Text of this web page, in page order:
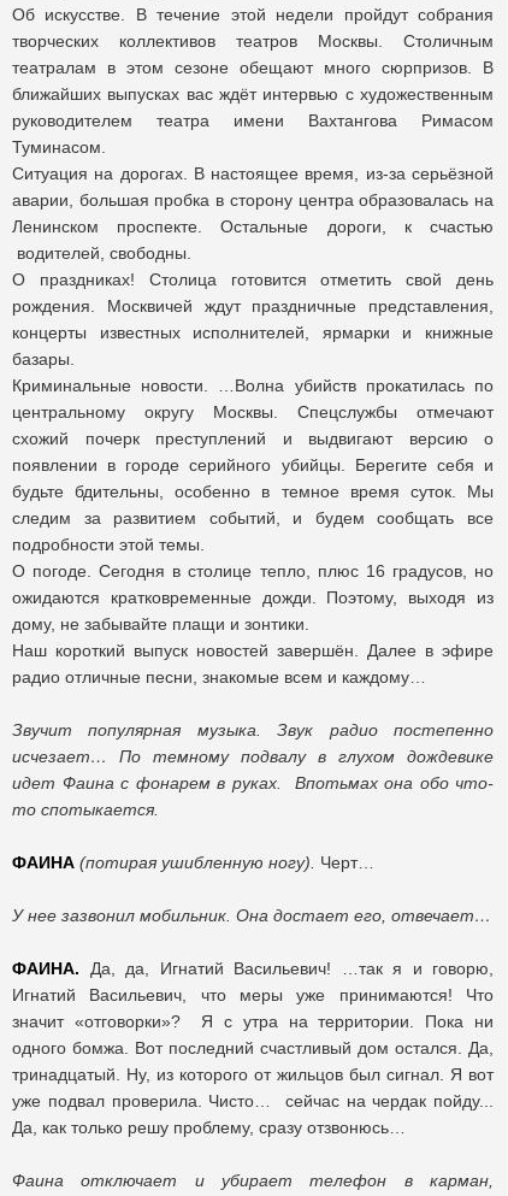
Об искусстве. В течение этой недели пройдут собрания
творческих коллективов театров Москвы. Столичным
театралам в этом сезоне обещают много сюрпризов. В
ближайших выпусках вас ждёт интервью с художественным
руководителем театра имени Вахтангова Римасом
Туминасом.
Ситуация на дорогах. В настоящее время, из-за серьёзной
аварии, большая пробка в сторону центра образовалась на
Ленинском проспекте. Остальные дороги, к счастью
водителей, свободны.
О праздниках! Столица готовится отметить свой день
рождения. Москвичей ждут праздничные представления,
концерты известных исполнителей, ярмарки и книжные
базары.
Криминальные новости. …Волна убийств прокатилась по
центральному округу Москвы. Спецслужбы отмечают
схожий почерк преступлений и выдвигают версию о
появлении в городе серийного убийцы. Берегите себя и
будьте бдительны, особенно в темное время суток. Мы
следим за развитием событий, и будем сообщать все
подробности этой темы.
О погоде. Сегодня в столице тепло, плюс 16 градусов, но
ожидаются кратковременные дожди. Поэтому, выходя из
дому, не забывайте плащи и зонтики.
Наш короткий выпуск новостей завершён. Далее в эфире
радио отличные песни, знакомые всем и каждому…
Звучит популярная музыка. Звук радио постепенно
исчезает… По темному подвалу в глухом дождевике
идет Фаина с фонарем в руках. Впотьмах она обо что-
то спотыкается.
ФАИНА (потирая ушибленную ногу). Черт…
У нее зазвонил мобильник. Она достает его, отвечает…
ФАИНА. Да, да, Игнатий Васильевич! …так я и говорю,
Игнатий Васильевич, что меры уже принимаются! Что
значит «отговорки»? Я с утра на территории. Пока ни
одного бомжа. Вот последний счастливый дом остался. Да,
тринадцатый. Ну, из которого от жильцов был сигнал. Я вот
уже подвал проверила. Чисто… сейчас на чердак пойду...
Да, как только решу проблему, сразу отзвонюсь…
Фаина отключает и убирает телефон в карман,